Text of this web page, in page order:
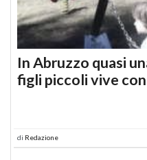
In Abruzzo quasi
figli piccoli vive
di Redazione